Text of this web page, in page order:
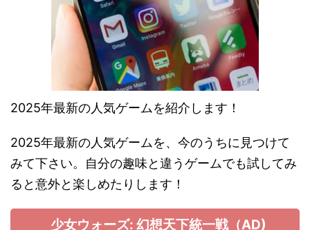
2025年最新の人気ゲームを紹介します！
2025年最新の人気ゲームを、今のうちに見つけて
みて下さい。自分の趣味と違うゲームでも試してみ
ると意外と楽しめたりします！
少女ウォーズ: 幻想天下統一戦（AD)